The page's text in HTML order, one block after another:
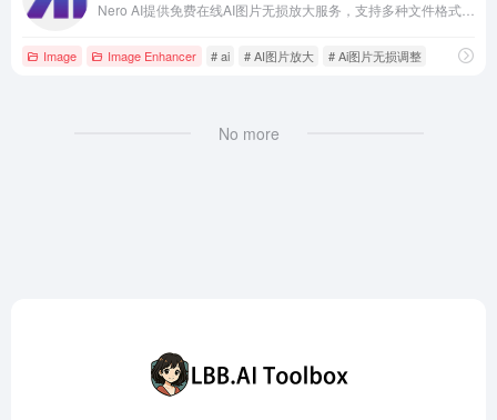
Image Image Enhancer # ai # AI图片放大 # Ai图片无损调整
No more